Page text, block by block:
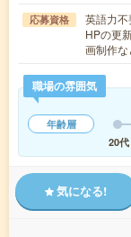
応募資格
英語力不
HPの更
画制作な
職場の雰囲気
年齢層
20代
気になる!